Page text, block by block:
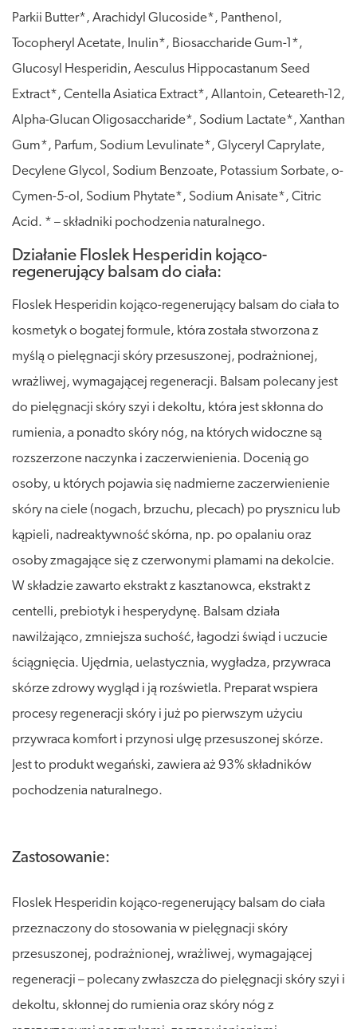
Parkii Butter*, Arachidyl Glucoside*, Panthenol,
Tocopheryl Acetate, Inulin*, Biosaccharide Gum-1*,
Glucosyl Hesperidin, Aesculus Hippocastanum Seed
Extract*, Centella Asiatica Extract*, Allantoin, Ceteareth-12,
Alpha-Glucan Oligosaccharide*, Sodium Lactate*, Xanthan
Gum*, Parfum, Sodium Levulinate*, Glyceryl Caprylate,
Decylene Glycol, Sodium Benzoate, Potassium Sorbate, o-
Cymen-5-ol, Sodium Phytate*, Sodium Anisate*, Citric
Acid. * – składniki pochodzenia naturalnego.
Działanie Floslek Hesperidin kojąco-
regenerujący balsam do ciała:
Floslek Hesperidin kojąco-regenerujący balsam do ciała to
kosmetyk o bogatej formule, która została stworzona z
myślą o pielęgnacji skóry przesuszonej, podrażnionej,
wrażliwej, wymagającej regeneracji. Balsam polecany jest
do pielęgnacji skóry szyi i dekoltu, która jest skłonna do
rumienia, a ponadto skóry nóg, na których widoczne są
rozszerzone naczynka i zaczerwienienia. Docenią go
osoby, u których pojawia się nadmierne zaczerwienienie
skóry na ciele (nogach, brzuchu, plecach) po prysznicu lub
kąpieli, nadreaktywność skórna, np. po opalaniu oraz
osoby zmagające się z czerwonymi plamami na dekolcie.
W składzie zawarto ekstrakt z kasztanowca, ekstrakt z
centelli, prebiotyk i hesperydynę. Balsam działa
nawilżająco, zmniejsza suchość, łagodzi świąd i uczucie
ściągnięcia. Ujędrnia, uelastycznia, wygładza, przywraca
skórze zdrowy wygląd i ją rozświetla. Preparat wspiera
procesy regeneracji skóry i już po pierwszym użyciu
przywraca komfort i przynosi ulgę przesuszonej skórze.
Jest to produkt wegański, zawiera aż 93% składników
pochodzenia naturalnego.
Zastosowanie:
Floslek Hesperidin kojąco-regenerujący balsam do ciała
przeznaczony do stosowania w pielęgnacji skóry
przesuszonej, podrażnionej, wrażliwej, wymagającej
regeneracji – polecany zwłaszcza do pielęgnacji skóry szyi i
dekoltu, skłonnej do rumienia oraz skóry nóg z